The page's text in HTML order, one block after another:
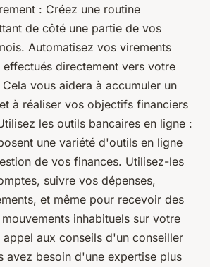
: Créez une routine
de côté une partie de vos
Automatisez vos virements
directement vers votre
vous aidera à accumuler un
à réaliser vos objectifs financiers
les outils bancaires en ligne :
une variété d'outils en ligne
de vos finances. Utilisez-les
suivre vos dépenses,
et même pour recevoir des
inhabituels sur votre
aux conseils d'un conseiller
avez besoin d'une expertise plus